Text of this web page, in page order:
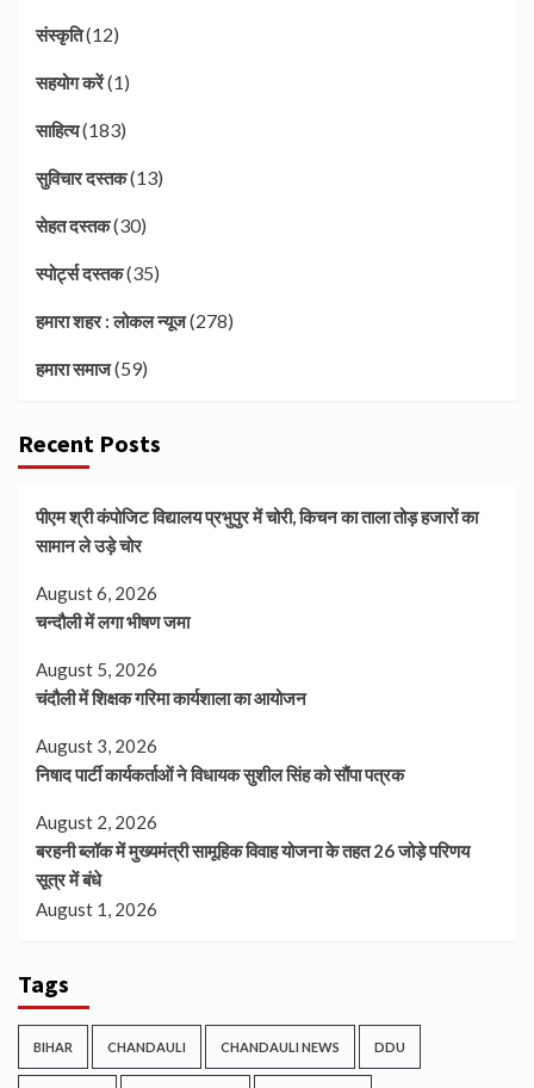
संस्कृति(12)
सहयोग करें(1)
साहित्य(183)
सुविचार दस्तक(13)
सेहत दस्तक(30)
स्पोर्ट्स दस्तक(35)
हमारा शहर : लोकल न्यूज(278)
हमारा समाज(59)
Recent Posts
पीएम श्री कंपोजिट विद्यालय प्रभुपुर में चोरी, किचन का ताला तोड़ हजारों का
सामान ले उड़े चोर
August 6, 2026
चन्दौली में लगा भीषण जमा
August 5, 2026
चंदौली में शिक्षक गरिमा कार्यशाला का आयोजन
August 3, 2026
निषाद पार्टी कार्यकर्ताओं ने विधायक सुशील सिंह को सौंपा पत्रक
August 2, 2026
बरहनी ब्लॉक में मुख्यमंत्री सामूहिक विवाह योजना के तहत 26 जोड़े परिणय
सूत्र में बंधे
August 1, 2026
Tags
BIHAR CHANDAULI CHANDAULI NEWS DDU